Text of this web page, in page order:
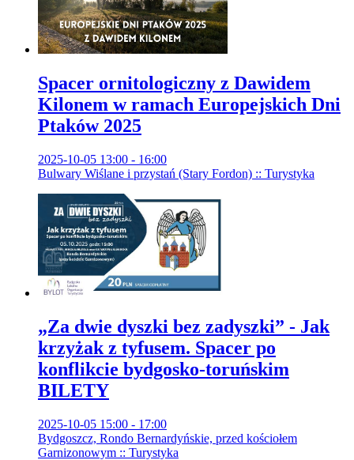
Spacer ornitologiczny z Dawidem
Kilonem w ramach Europejskich Dni
Ptaków 2025
2025-10-05 13:00 - 16:00
Bulwary Wiślane i przystań (Stary Fordon) :: Turystyka
„Za dwie dyszki bez zadyszki” - Jak
krzyżak z tyfusem. Spacer po
konflikcie bydgosko-toruńskim
BILETY
2025-10-05 15:00 - 17:00
Bydgoszcz, Rondo Bernardyńskie, przed kościołem
Garnizonowym :: Turystyka